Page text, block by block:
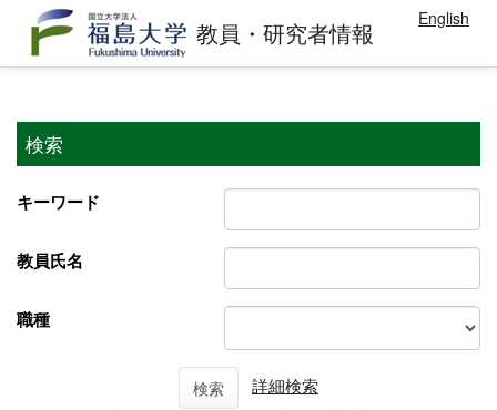
教員・研究者情報 English
検索
キーワード
教員氏名
職種
検索
詳細検索